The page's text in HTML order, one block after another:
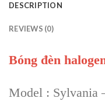
DESCRIPTION
REVIEWS (0)
Bóng đèn
Model : Sylvania